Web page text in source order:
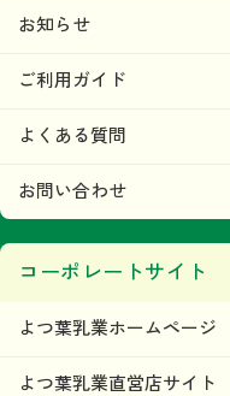
お知らせ
ご利用ガイド
よくある質問
お問い合わせ
コーポレートサイト
よつ葉乳業ホームページ
よつ葉乳業直営店サイト